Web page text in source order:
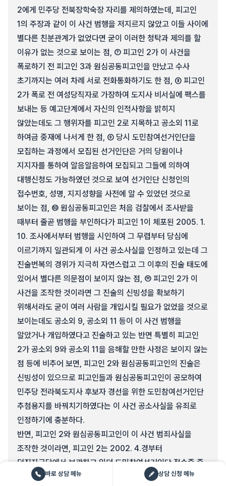
2에게 민주당 전북장학숙장 자리를 제의하였는데, 피고인
1의 주장과 같이 이 사건 범행을 저지르지 않았고 이들 사이에
별다른 친분관계가 없었다면 굳이 이러한 청탁과 제의를 할
이유가 없는 것으로 보이는 점, ⑦ 피고인 2가 이 사건을
폭로하기 전 피고인 3과 원심공동피고인을 만났고 수사
초기까지는 여러 차례 서로 전화통화하기도 한 점, ⑧ 피고인
2가 폭로 전 여성당직자로 가장하여 도지사 비서실에 팩스를
보내는 등 예고단계에서 자신의 인적사항을 밝히지
않았는데도 그 행위자를 피고인 2로 지목하고 공소외 11로
하여금 중재에 나서게 한 점, ⑨ 당시 도민참여선거인단을
모집하는 과정에서 모집된 선거인단은 거의 당원이나
지지자를 통하여 알음알음하여 모집되고 그들에 의하여
대행신청도 가능하였던 것으로 보여 선거인단 신청인의
접수번호, 성명, 지지성향을 사전에 알 수 있었던 것으로
보이는 점, ⑩ 원심공동피고인은 처음 검찰에서 조사받을
때부터 줄곧 범행을 부인하다가 피고인 1이 체포된 2005. 1.
10. 조사에서부터 범행을 시인하여 그 무렵부터 당심에
이르기까지 일관되게 이 사건 공소사실을 인정하고 있는데 그
진술번복의 경위가 지극히 자연스럽고 그 이후의 진술 태도에
있어서 별다른 의문점이 보이지 않는 점, ⑪ 피고인 2가 이
사건을 조작한 것이라면 그 진술의 신빙성을 확보하기
위해서라도 굳이 여러 사람을 개입시킬 필요가 없었을 것으로
보이는데도 공소외 9, 공소외 11 등이 이 사건 범행을
알았거나 개입하였다고 진술하고 있는 반면 특별히 피고인
2가 공소외 9와 공소외 11을 음해할 만한 사정은 보이지 않는
점 등에 비추어 보면, 피고인 2와 원심공동피고인의 진술은
신빙성이 있으므로 피고인들과 원심공동피고인이 공모하여
민주당 전라북도지사 후보자 경선을 위한 도민참여선거인단
추첨용지를 바꿔치기하였다는 이 사건 공소사실을 유죄로
인정하기에 충분하다.
반면, 피고인 2와 원심공동피고인이 이 사건 범죄사실을
조작한 것이라면, 피고인 2는 2002. 4.경부터
덕진지구당에서 보관하고 있던 도민참여선거인단 접수증 중
196장과 공소외 11로부터 당비로 받은 자기앞수표를
바로 상담 메뉴 상담 신청 메뉴